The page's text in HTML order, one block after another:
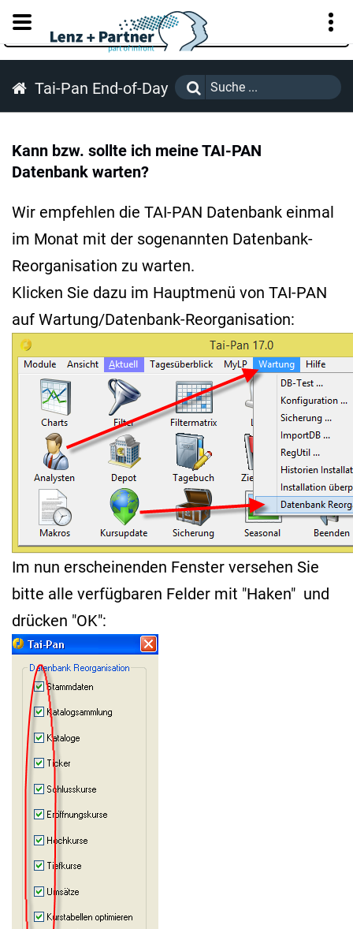
KUNDENPORTAL
Tai-Pan End-of-Day
Kann bzw. sollte ich meine TAI-PAN
Datenbank warten?
Wir empfehlen die TAI-PAN Datenbank einmal
im Monat mit der sogenannten Datenbank-
Reorganisation zu warten.
Klicken Sie dazu im Hauptmenü von TAI-PAN
auf Wartung/Datenbank-Reorganisation:
Im nun erscheinenden Fenster versehen Sie
bitte alle verfügbaren Felder mit "Haken" und
drücken "OK":